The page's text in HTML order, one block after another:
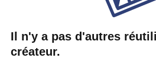
Il n'y a pas d'autres
créateur.